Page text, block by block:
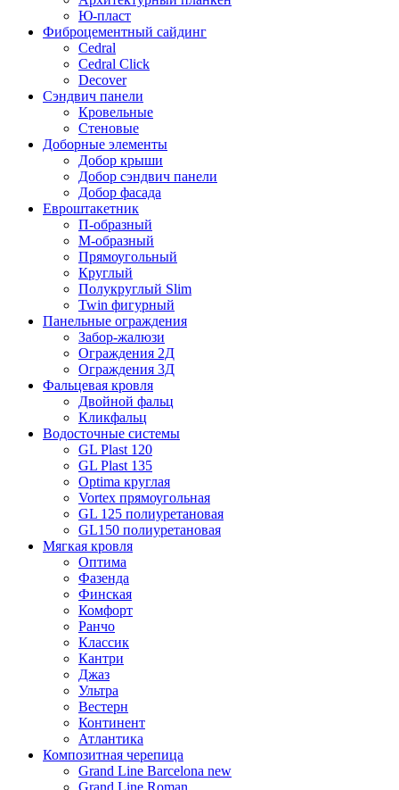
Ю-пласт
Фиброцементный сайдинг
Cedral
Cedral Click
Decover
Сэндвич панели
Кровельные
Стеновые
Доборные элементы
Добор крыши
Добор сэндвич панели
Добор фасада
Евроштакетник
П-образный
М-образный
Прямоугольный
Круглый
Полукруглый Slim
Twin фигурный
Панельные ограждения
Забор-жалюзи
Ограждения 2Д
Ограждения 3Д
Фальцевая кровля
Двойной фальц
Кликфальц
Водосточные системы
GL Plast 120
GL Plast 135
Optima круглая
Vortex прямоугольная
GL 125 полиуретановая
GL150 полиуретановая
Мягкая кровля
Оптима
Фазенда
Финская
Комфорт
Ранчо
Классик
Кантри
Джаз
Ультра
Вестерн
Континент
Атлантика
Композитная черепица
Grand Line Barcelona new